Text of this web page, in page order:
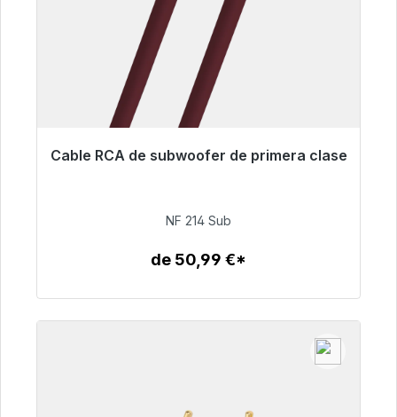
Cable RCA de subwoofer de primera clase
Listo para envío inmediato, plazo de entrega
94,00 €
NF 214 Sub
de 50,99 €*